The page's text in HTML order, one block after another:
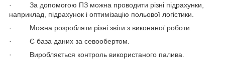
· За допомогою ПЗ можна проводити різні підрахунки,
наприклад, підрахунок і оптимізацію польової логістики.
· Можна розробляти різні звіти з виконаної роботи.
· Є база даних за севообертом.
· Виробляється контроль використаного палива.